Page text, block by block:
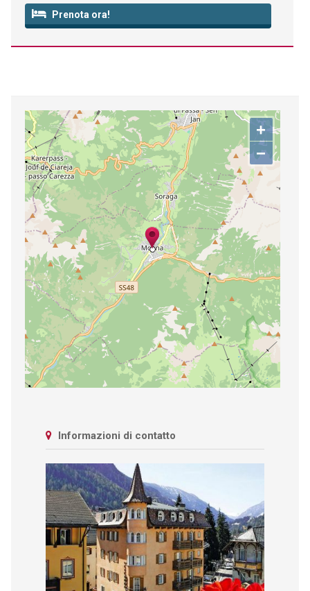
Prenota ora!
+
−
Informazioni di contatto